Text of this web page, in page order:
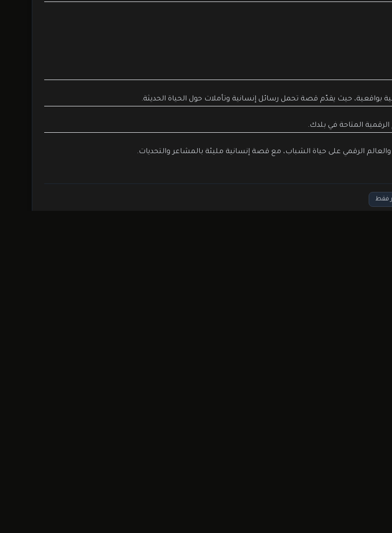
بواقعية، حيث يقدّم قصة تحمل رسائل إنسانية وتأملات حول الحياة الحديثة.
المتاحة في بلدك.
والعالم الرقمي على حياة الشباب، مع قصة إنسانية مليئة بالمشاعر والتحديات.
فقط